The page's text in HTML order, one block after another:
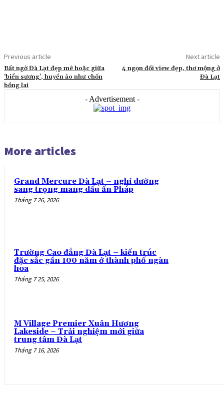
Previous article
Bất ngờ Đà Lạt đẹp mê hoặc giữa
‘biển sương’, huyền ảo như chốn
bồng lai
Next article
4 ngọn đồi view đẹp, thơ mộng ở
Đà Lạt
- Advertisement -
More articles
Grand Mercure Đà Lạt – nghỉ dưỡng
sang trọng mang dấu ấn Pháp
Tháng 7 26, 2026
Trường Cao đẳng Đà Lạt – kiến trúc
đặc sắc gần 100 năm ở thành phố ngàn
hoa
Tháng 7 25, 2026
M Village Premier Xuân Hương
Lakeside – Trải nghiệm mới giữa
trung tâm Đà Lạt
Tháng 7 16, 2026